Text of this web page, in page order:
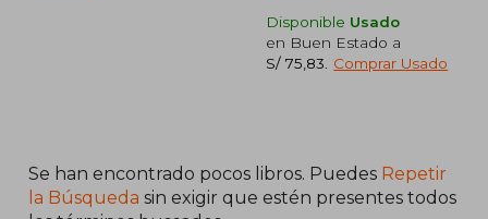
Makarem
Disponible Usado
en Buen Estado a
S/ 75,83
Comprar Usado
Se han encontrado pocos libros. Puedes Repetir
la Búsqueda sin exigir que estén presentes todos